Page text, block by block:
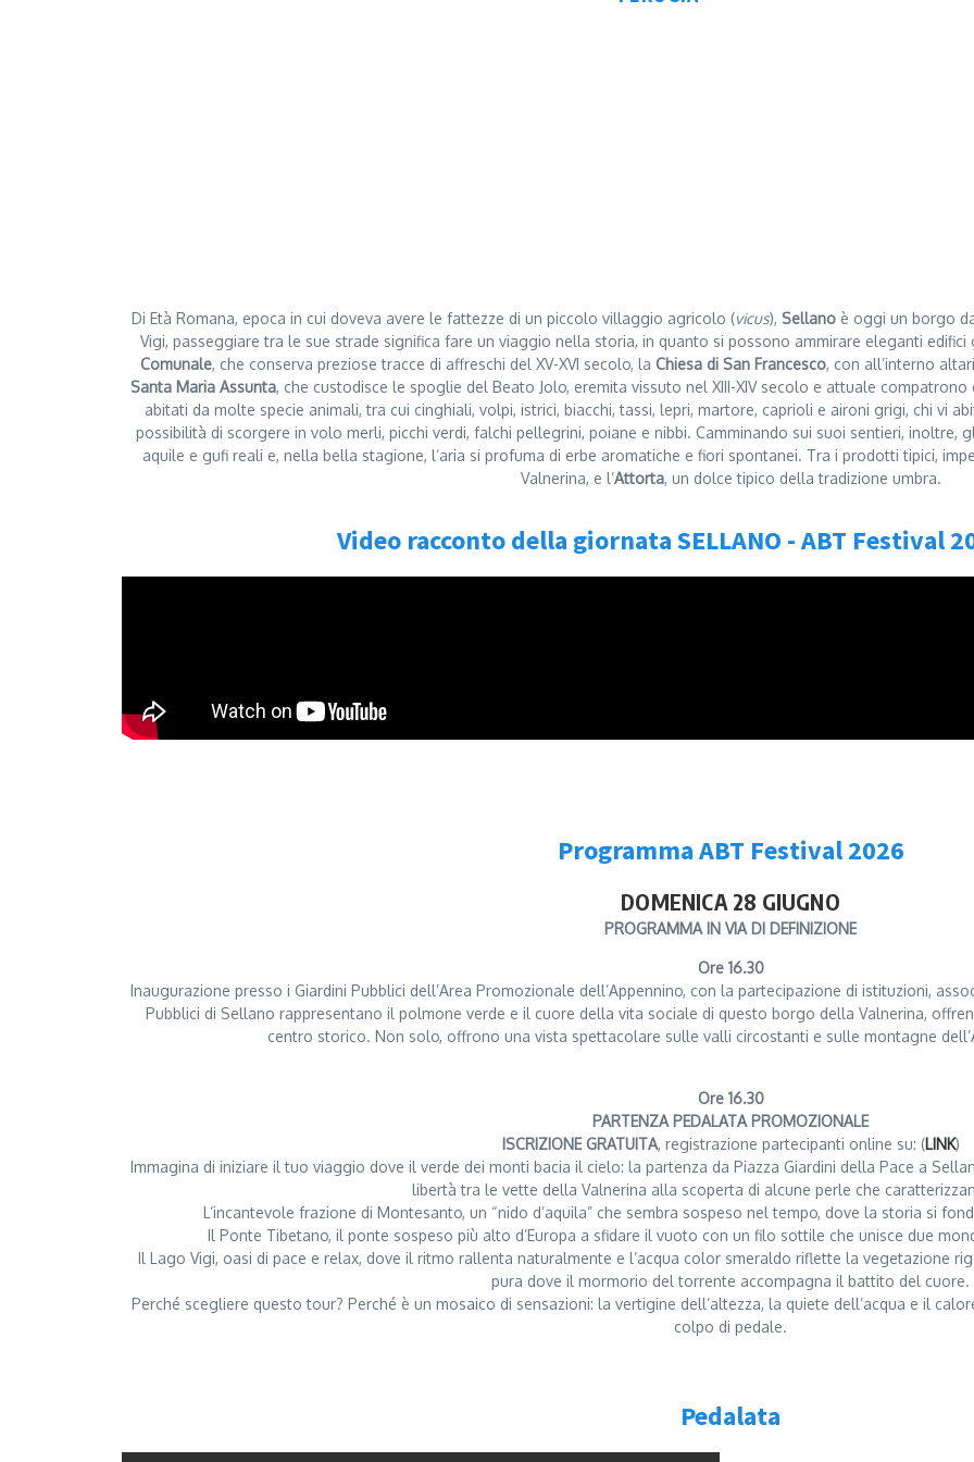
Di Età Romana, epoca in cui doveva avere le fattezze di un piccolo villaggio agricolo (vicus), Sellano è oggi un borgo
Vigi, passeggiare tra le sue strade significa fare un viaggio nella storia, in quanto si possono ammirare eleganti
Comunale, che conserva preziose tracce di affreschi del XV-XVI secolo, la Chiesa di San Francesco, con all’interno
Santa Maria Assunta, che custodisce le spoglie del Beato Jolo, eremita vissuto nel XIII-XIV secolo e attuale
abitati da molte specie animali, tra cui cinghiali, volpi, istrici, biacchi, tassi, lepri, martore, caprioli e aironi grigi, chi vi
possibilità di scorgere in volo merli, picchi verdi, falchi pellegrini, poiane e nibbi. Camminando sui suoi sentieri,
aquile e gufi reali e, nella bella stagione, l’aria si profuma di erbe aromatiche e fiori spontanei. Tra i prodotti tipici,
Valnerina, e l’Attorta, un dolce tipico della tradizione umbra.
Video racconto della giornata SELLANO - ABT Festival
Programma ABT Festival 2026
DOMENICA 28 GIUGNO
PROGRAMMA IN VIA DI DEFINIZIONE
Ore 16.30
Inaugurazione presso i Giardini Pubblici dell’Area Promozionale dell’Appennino, con la partecipazione di istituzioni,
Pubblici di Sellano rappresentano il polmone verde e il cuore della vita sociale di questo borgo della Valnerina,
centro storico. Non solo, offrono una vista spettacolare sulle valli circostanti e sulle montagne
Ore 16.30
PARTENZA PEDALATA PROMOZIONALE
ISCRIZIONE GRATUITA, registrazione partecipanti online su: (LINK)
Immagina di iniziare il tuo viaggio dove il verde dei monti bacia il cielo: la partenza da Piazza Giardini della Pace a
libertà tra le vette della Valnerina alla scoperta di alcune perle che
L’incantevole frazione di Montesanto, un “nido d’aquila” che sembra sospeso nel tempo, dove la storia si
Il Ponte Tibetano, il ponte sospeso più alto d’Europa a sfidare il vuoto con un filo sottile che unisce due
Il Lago Vigi, oasi di pace e relax, dove il ritmo rallenta naturalmente e l’acqua color smeraldo riflette la vegetazione
pura dove il mormorio del torrente accompagna il battito del cuore.
Perché scegliere questo tour? Perché è un mosaico di sensazioni: la vertigine dell’altezza, la quiete dell’acqua e il
colpo di pedale.
Pedalata